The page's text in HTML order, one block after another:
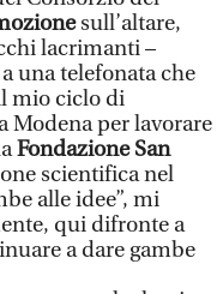
sull’altare,
lacrimanti –
una telefonata che
mio ciclo di
Modena per lavorare
Fondazione San
scientifica nel
alle idee”, mi
qui difronte a
a dare gambe